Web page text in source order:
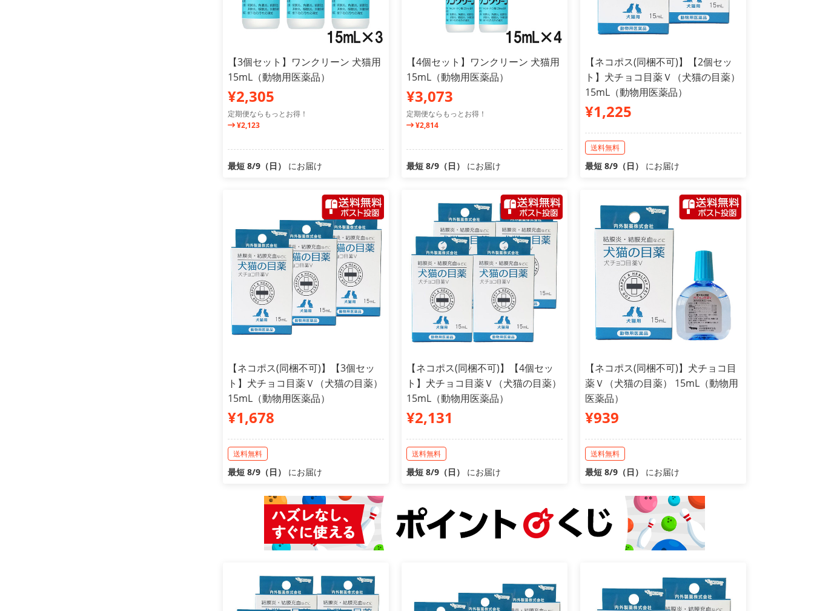
【3個セット】ワンクリーン 犬猫用
15mL（動物用医薬品）
¥2,305
定期便ならもっとお得！
¥2,123
最短 8/9（日） にお届け
【4個セット】ワンクリーン 犬猫用
15mL（動物用医薬品）
¥3,073
定期便ならもっとお得！
¥2,814
最短 8/9（日） にお届け
【ネコポス(同梱不可)】【2個セッ
ト】犬チョコ目薬Ｖ（犬猫の目薬）
15mL（動物用医薬品）
¥1,225
送料無料
最短 8/9（日） にお届け
【ネコポス(同梱不可)】【3個セッ
ト】犬チョコ目薬Ｖ（犬猫の目薬）
15mL（動物用医薬品）
¥1,678
送料無料
最短 8/9（日） にお届け
【ネコポス(同梱不可)】【4個セッ
ト】犬チョコ目薬Ｖ（犬猫の目薬）
15mL（動物用医薬品）
¥2,131
送料無料
最短 8/9（日） にお届け
【ネコポス(同梱不可)】犬チョコ目
薬Ｖ（犬猫の目薬） 15mL（動物用
医薬品）
¥939
送料無料
最短 8/9（日） にお届け